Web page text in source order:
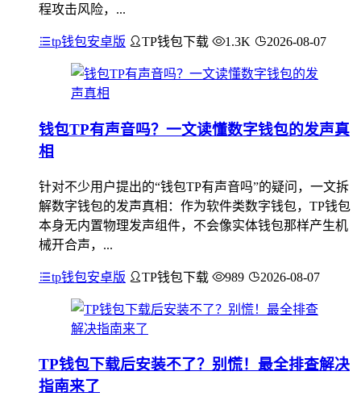
程攻击风险，...
tp钱包安卓版 TP钱包下载 1.3K 2026-08-07
钱包TP有声音吗？一文读懂数字钱包的发声真
相
针对不少用户提出的“钱包TP有声音吗”的疑问，一文拆
解数字钱包的发声真相：作为软件类数字钱包，TP钱包
本身无内置物理发声组件，不会像实体钱包那样产生机
械开合声，...
tp钱包安卓版 TP钱包下载 989 2026-08-07
TP钱包下载后安装不了？别慌！最全排查解决
指南来了